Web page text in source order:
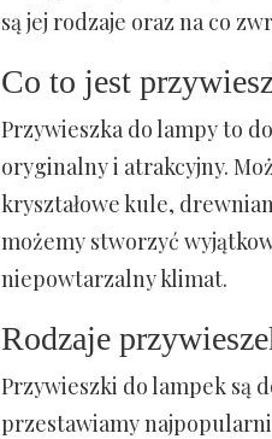
są jej rodzaje oraz na co
Co to jest
Przywieszka do lampy to
oryginalny i atrakcyjny.
kryształowe kule,
możemy stworzyć
niepowtarzalny klimat.
Rodzaje
Przywieszki do lampek są
przestawiamy